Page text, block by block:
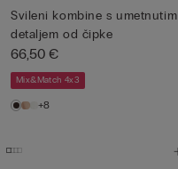
Svileni kombine s umetnutim
detaljem od čipke
66,50 €
Mix&Match 4x3
+8